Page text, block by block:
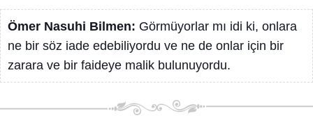
Ömer Nasuhi Bilmen: Görmüyorlar mı idi ki, onlara
ne bir söz iade edebiliyordu ve ne de onlar için bir
zarara ve bir faideye malik bulunuyordu.